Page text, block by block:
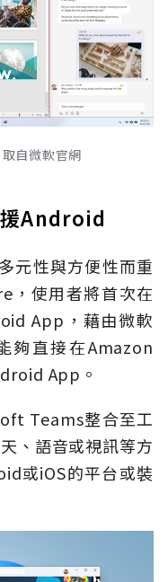
自微軟官網
Android
元性與方便性而重
，使用者將首次在
App，藉由微軟
夠直接在Amazon
App。
Teams整合至工
、語音或視訊等方
或iOS的平台或裝